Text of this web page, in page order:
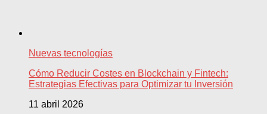
Nuevas tecnologías
Cómo Reducir Costes en Blockchain y Fintech:
Estrategias Efectivas para Optimizar tu Inversión
11 abril 2026